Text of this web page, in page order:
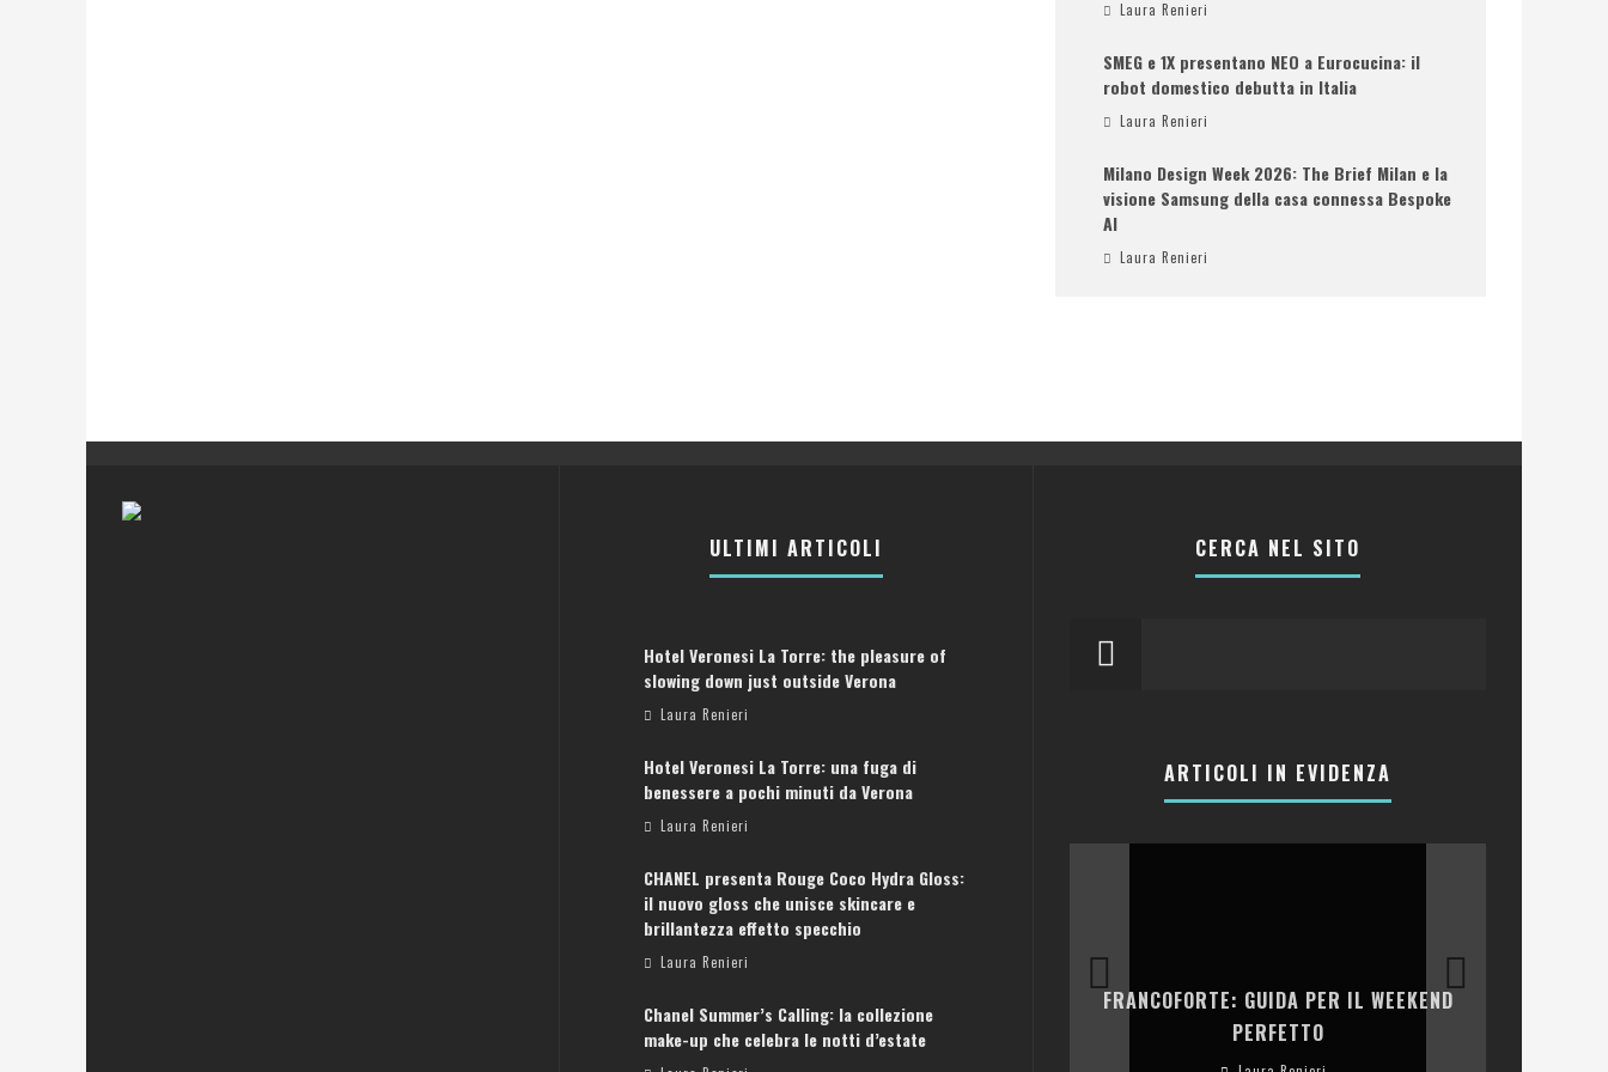
Laura Renieri
SMEG e 1X presentano NEO a Eurocucina: il
robot domestico debutta in Italia
Laura Renieri
Milano Design Week 2026: The Brief Milan e la
visione Samsung della casa connessa Bespoke
AI
Laura Renieri
ULTIMI ARTICOLI
Hotel Veronesi La Torre: the pleasure of
slowing down just outside Verona
Laura Renieri
Hotel Veronesi La Torre: una fuga di
benessere a pochi minuti da Verona
Laura Renieri
CHANEL presenta Rouge Coco Hydra Gloss:
il nuovo gloss che unisce skincare e
brillantezza effetto specchio
Laura Renieri
Chanel Summer’s Calling: la collezione
make-up che celebra le notti d’estate
CERCA NEL SITO
ARTICOLI IN EVIDENZA
ATENE: GUIDA PER IL WEEKEND PERFETTO
FRANCOFORTE: GUIDA PER IL WEEKEND
PERFETTO